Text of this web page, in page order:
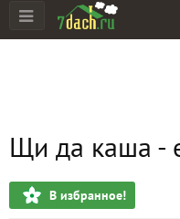
Щи да каша -
В избранное!